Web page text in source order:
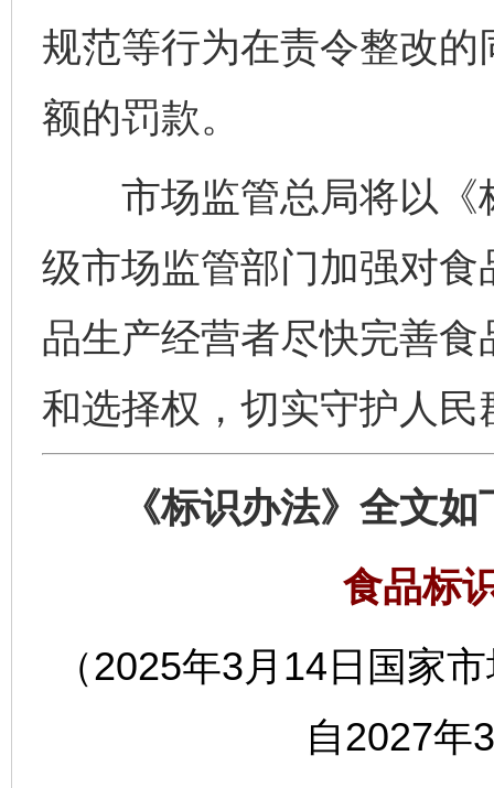
规范等行为在责令整改
额的罚款。
市场监管总局将以《
级市场监管部门加强对
品生产经营者尽快完善
和选择权，切实守护人民
《标识办法》全文如
食品标
（2025年3月14日国家
自2027年